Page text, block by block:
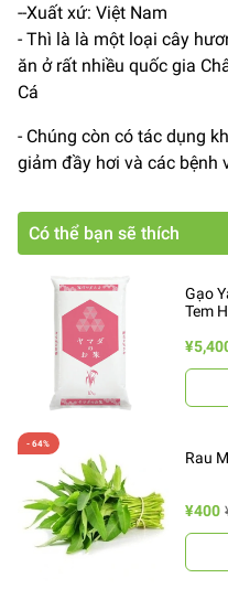
--Xuất xứ: Việt Nam
- Thì là là một loại cây
ăn ở rất nhiều quốc gia
Cá
- Chúng còn có tác dụng
giảm đầy hơi và các bệnh
Có thể bạn sẽ thích
Gạo
Tem
Rau
¥400